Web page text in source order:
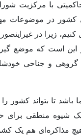
با مرکزیت
کشور در موضوعات
زیرا در
این است که موضع
گروهی و جناحی
تا بتواند کشور را
عنوان کرد: برجام یک شیوه منطقی
مذاکره‌ای هم یک